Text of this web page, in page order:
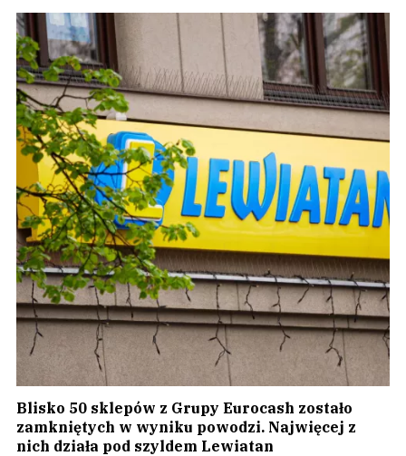
Blisko 50 sklepów z Grupy Eurocash zostało
zamkniętych w wyniku powodzi. Najwięcej z
nich działa pod szyldem Lewiatan